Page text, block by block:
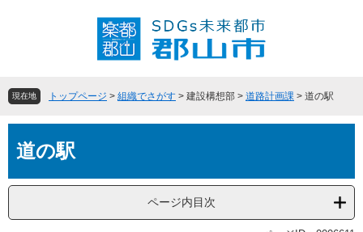
頭
す
飛
し
文
現在地 トップページ > 組織でさがす > 建設構想部 > 道路計画課 > 道の駅
文道の駅
ページ内目次